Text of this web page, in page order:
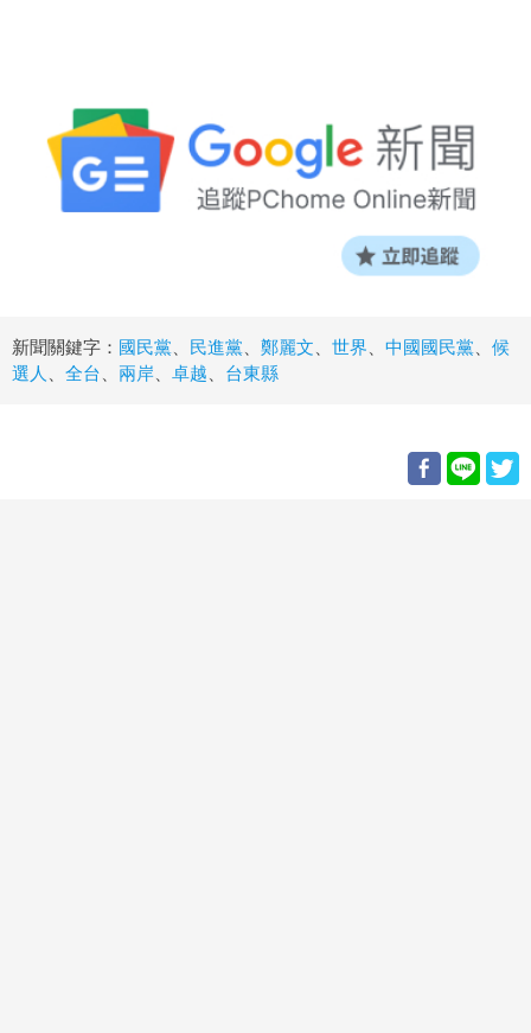
新聞關鍵字： 國民黨 民進黨 鄭麗文 世界 中國國民黨
候
選人
全台 兩岸 卓越 台東縣